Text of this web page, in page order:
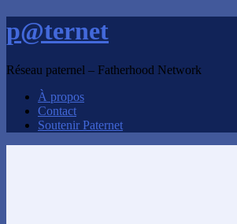
p@ternet
Réseau paternel – Fatherhood Network
À propos
Contact
Soutenir Paternet